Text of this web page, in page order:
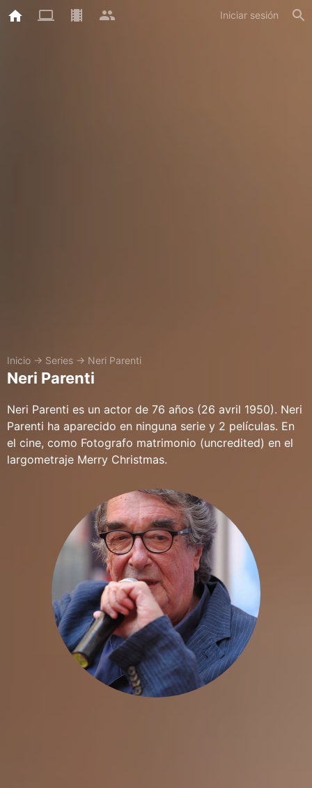
Iniciar sesión
Inicio → Series → Neri Parenti
Neri Parenti
Neri Parenti es un actor de 76 años (26 avril 1950). Neri
Parenti ha aparecido en ninguna serie y 2 películas. En
el cine, como Fotografo matrimonio (uncredited) en el
largometraje Merry Christmas.